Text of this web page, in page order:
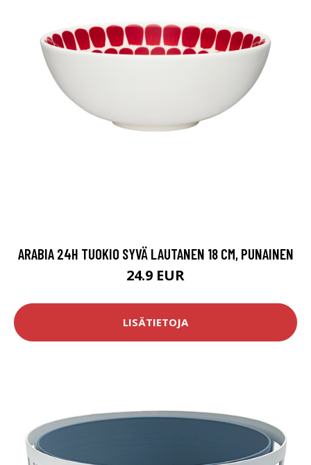
ARABIA 24H TUOKIO SYVÄ LAUTANEN 18 CM, PUNAINEN
24.9 EUR
LISÄTIETOJA